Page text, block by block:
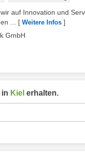
auf Innovation und
...
[ Weitere Infos ]
GmbH
Kiel erhalten.